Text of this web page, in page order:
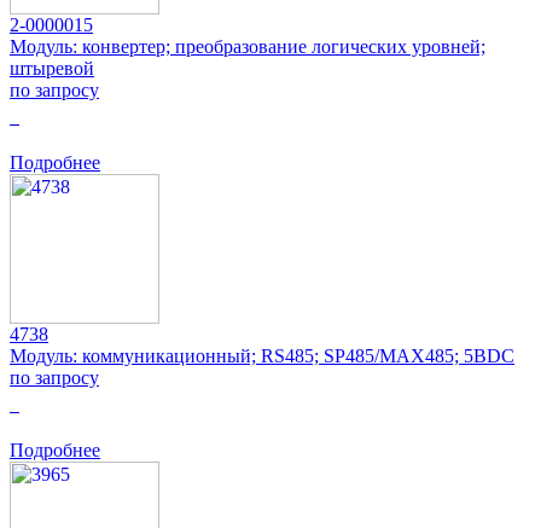
2-0000015
Модуль: конвертер; преобразование логических уровней;
штыревой
по запросу
Подробнее
4738
Модуль: коммуникационный; RS485; SP485/MAX485; 5ВDC
по запросу
Подробнее